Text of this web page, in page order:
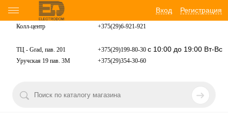
Вход Регистрация
Колл-центр +375(29)6-921-921
ТЦ - Grad, пав. 201 +375(29)199-80-30 с 10:00 до 19:00 Вт-Вс
Уручская 19 пав. 3М +375(29)354-30-60